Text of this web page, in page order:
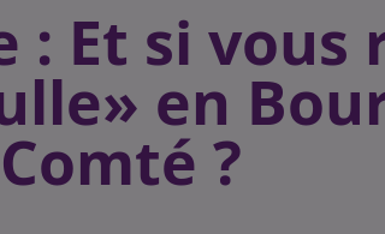
: Et si vous
en
?